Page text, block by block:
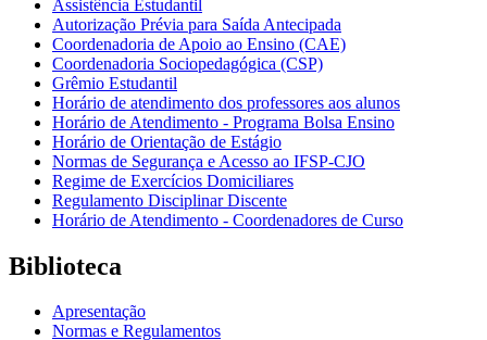
Assistência Estudantil
Autorização Prévia para Saída Antecipada
Coordenadoria de Apoio ao Ensino (CAE)
Coordenadoria Sociopedagógica (CSP)
Grêmio Estudantil
Horário de atendimento dos professores aos alunos
Horário de Atendimento - Programa Bolsa Ensino
Horário de Orientação de Estágio
Normas de Segurança e Acesso ao IFSP-CJO
Regime de Exercícios Domiciliares
Regulamento Disciplinar Discente
Horário de Atendimento - Coordenadores de Curso
Biblioteca
Apresentação
Normas e Regulamentos